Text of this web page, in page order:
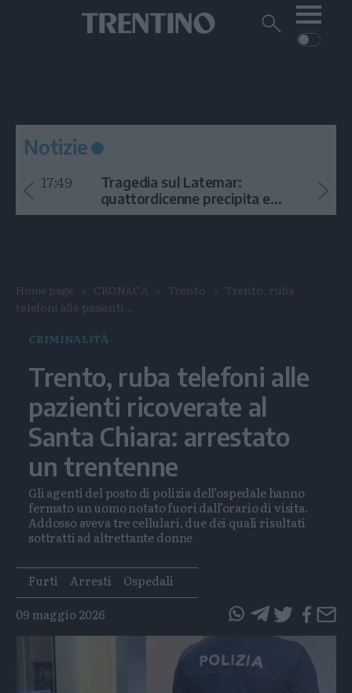
Cerca
CRONACA
GARDA
CULTURA
VIDEO
Notizie
17:49
Tragedia sul Latemar:
quattordicenne precipita e
muore
Home page CRONACA Trento
Trento, ruba
telefoni alle pazienti...
CRIMINALITÀ
Trento, ruba telefoni alle
pazienti ricoverate al
Santa Chiara: arrestato
un trentenne
Gli agenti del posto di polizia dell’ospedale hanno
fermato un uomo notato fuori dall’orario di visita.
Addosso aveva tre cellulari, due dei quali risultati
sottratti ad altrettante donne
Tags
Furti Arresti
Ospedali
09 maggio 2026
su
questo
su